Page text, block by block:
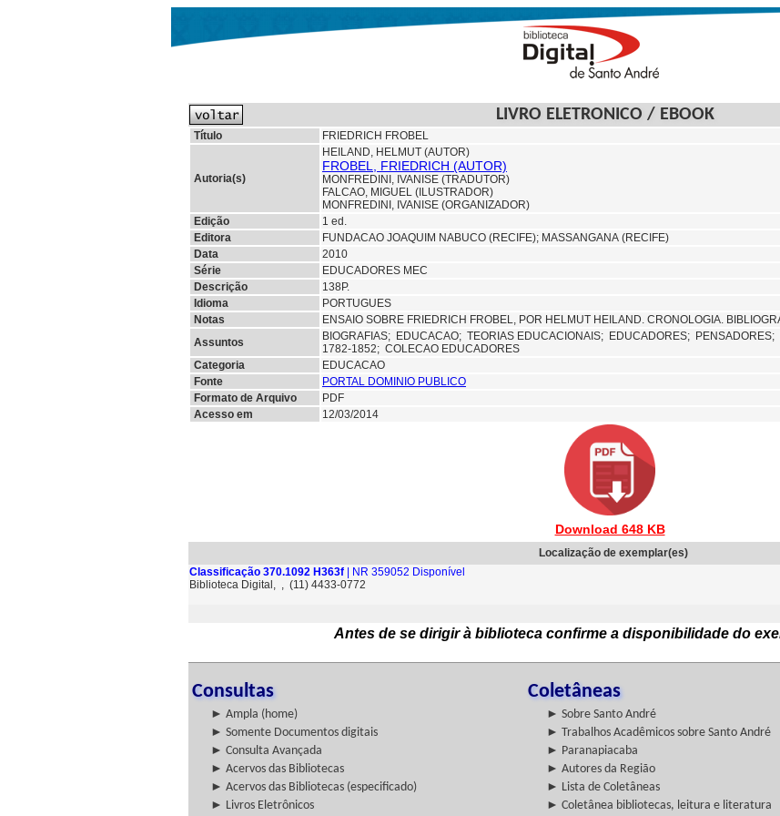
LIVRO ELETRONICO / EBOOK
Título FRIEDRICH FROBEL
Autoria(s)
HEILAND, HELMUT (AUTOR)
FROBEL, FRIEDRICH (AUTOR)
MONFREDINI, IVANISE (TRADUTOR)
FALCAO, MIGUEL (ILUSTRADOR)
MONFREDINI, IVANISE (ORGANIZADOR)
Edição
1 ed.
Editora
FUNDACAO JOAQUIM NABUCO (RECIFE); MASSANGANA (RECIFE)
Data
2010
Série
EDUCADORES MEC
Descrição
138P.
Idioma
PORTUGUES
Notas
ENSAIO SOBRE FRIEDRICH FROBEL, POR HELMUT HEILAND. CRONOLOGIA.
Assuntos
BIOGRAFIAS; EDUCACAO; TEORIAS EDUCACIONAIS; EDUCADORES; PENSADORES;
1782-1852; COLECAO EDUCADORES
Categoria
EDUCACAO
Fonte
PORTAL DOMINIO PUBLICO
Formato de Arquivo
PDF
Acesso em
12/03/2014
Download 648 KB
Localização de exemplar(es)
Classificação 370.1092 H363f | NR 359052 Disponível
Biblioteca Digital, , (11) 4433-0772
Antes de se dirigir à biblioteca confirme a disponibilidade do
Consultas Coletâneas
► Ampla (home) ► Sobre Santo André
► Somente Documentos digitais
► Trabalhos Acadêmicos sobre Santo André
► Consulta Avançada
► Paranapiacaba
► Acervos das Bibliotecas
► Autores da Região
► Acervos das Bibliotecas (especificado)
► Lista de Coletâneas
► Livros Eletrônicos
► Coletânea bibliotecas, leitura e literatura